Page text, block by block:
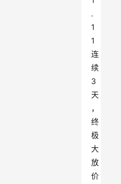
.
1
1
连
续
3
天
，
终
极
大
放
价